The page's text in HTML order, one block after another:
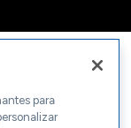
para